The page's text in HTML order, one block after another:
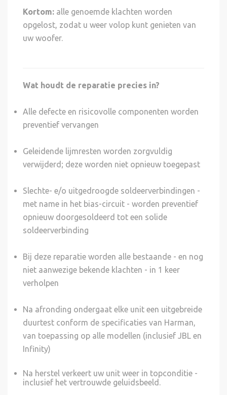
Kortom: alle genoemde klachten worden
opgelost, zodat u weer volop kunt genieten van
uw woofer.
Wat houdt de reparatie precies in?
Alle defecte en risicovolle componenten worden
preventief vervangen
Geleidende lijmresten worden zorgvuldig
verwijderd; deze worden niet opnieuw toegepast
Slechte- e/o uitgedroogde soldeerverbindingen -
met name in het bias-circuit - worden preventief
opnieuw doorgesoldeerd tot een solide
soldeerverbinding
Bij deze reparatie worden alle bestaande - en nog
niet aanwezige bekende klachten - in 1 keer
verholpen
Na afronding ondergaat elke unit een uitgebreide
duurtest conform de specificaties van Harman,
van toepassing op alle modellen (inclusief JBL en
Infinity)
Na herstel verkeert uw unit weer in topconditie -
inclusief het vertrouwde geluidsbeeld.